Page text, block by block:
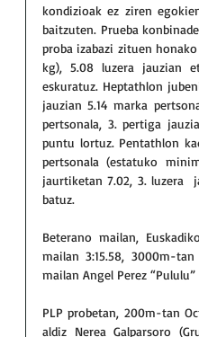
kondizioak ez ziren
baitzuten. Prueba
proba izabazi zituen
kg), 5.08 luzera jauzian
eskuratuz. Heptathlon
jauzian 5.14 marka
pertsonala, 3. pertiga
puntu lortuz. Pentathlon
pertsonala (estatuko
jaurtiketan 7.02, 3. luzera
batuz.
Beterano mailan,
mailan 3:15.58, 3000m-
mailan Angel Perez
PLP probetan, 200m-tan
aldiz Nerea Galparsoro